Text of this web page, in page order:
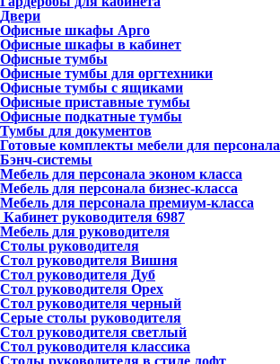
Двери
Офисные шкафы Арго
Офисные шкафы в кабинет
Офисные тумбы
Офисные тумбы для оргтехники
Офисные тумбы с ящиками
Офисные приставные тумбы
Офисные подкатные тумбы
Тумбы для документов
Готовые комплекты мебели для персонала
Бэнч-системы
Мебель для персонала эконом класса
Мебель для персонала бизнес-класса
Мебель для персонала премиум-класса
Кабинет руководителя 6987
Мебель для руководителя
Столы руководителя
Стол руководителя Вишня
Стол руководителя Дуб
Стол руководителя Орех
Стол руководителя черный
Серые столы руководителя
Стол руководителя светлый
Стол руководителя классика
Столы руководителя в стиле лофт